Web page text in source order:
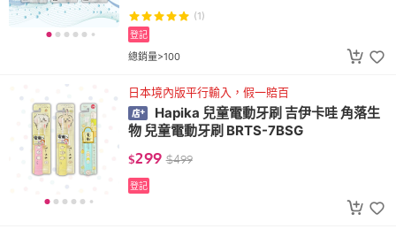
(1)
總銷量>100
登記
日本境內版平行輸入，假一賠百
Hapika 兒童電動牙刷 吉伊卡哇 角落生
物 兒童電動牙刷 BRTS-7BSG
$299 $499
登記